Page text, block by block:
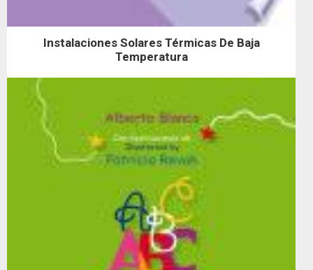
Instalaciones Solares Térmicas De Baja
Temperatura